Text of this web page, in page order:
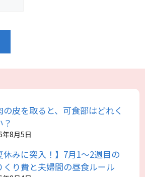
の皮を取ると、可食部はどれく
？
年8月5日
休みに突入！】7月1～2週目の
くり費と夫婦間の昼食ルール